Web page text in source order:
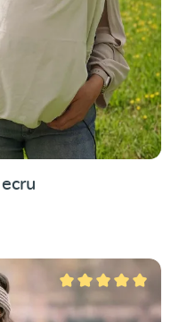
Durchschnittliche